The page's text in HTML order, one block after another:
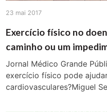
23 mai 2017
Exercício físico no
caminho ou um
Jornal Médico Grande
exercício físico pode
cardiovasculares?Miguel